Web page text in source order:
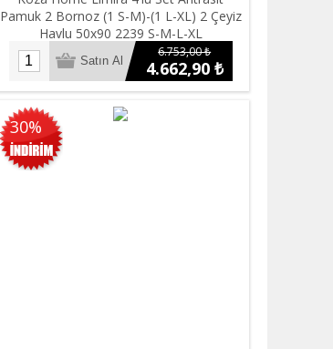
Pamuk 2 Bornoz (1 S-M)-(1 L-XL) 2 Çeyiz
Havlu 50x90 2239 S-M-L-XL
6.753,00 ₺
4.662,90 ₺
30%